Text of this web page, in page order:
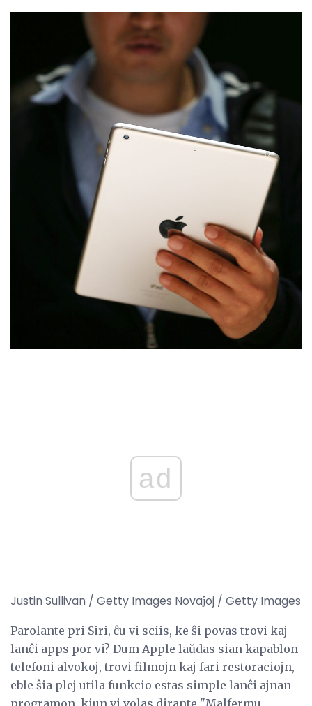
ad
Justin Sullivan / Getty Images Novaĵoj / Getty Images
Parolante pri Siri, ĉu vi sciis, ke ŝi povas trovi kaj
lanĉi apps por vi? Dum Apple laŭdas sian kapablon
telefoni alvokoj, trovi filmojn kaj fari restoraciojn,
eble ŝia plej utila funkcio estas simple lanĉi ajnan
programon, kiun vi volas dirante "Malfermu